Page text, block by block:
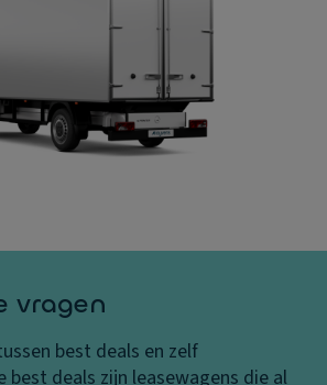
vragen
best deals en zelf
best deals zijn leasewagens die al